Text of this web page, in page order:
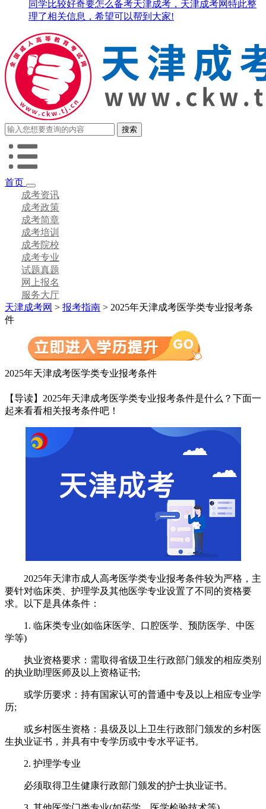
同学比较好奇要怎么备考天津成考，天津成考网特此整
理了相关信息，希望可以帮到大家!
首页
成考资讯
成考政策
成考简章
成考培训
成考院校
成考专业
试题真题
网上报名
服务大厅
天津成考网 > 报考指南 > 2025年天津成考医学类专业报考条
件
2025年天津成考医学类专业报考条件
【导读】2025年天津成考医学类专业报考条件是什么？下面一
起来看看相关报考条件吧！
2025年天津市成人高考医学类专业报考条件较为严格，主
要针对临床类、护理学及其他医学专业设置了不同的资格要
求。以下是具体条件：
1. 临床类专业(如临床医学、口腔医学、预防医学、中医
学等)
执业资格要求：需取得省级卫生行政部门颁发的相应类别
的执业助理医师及以上资格证书;
或学历要求：持有国家认可的普通中专及以上相应专业学
历;
或乡村医生资格：县级及以上卫生行政部门颁发的乡村医
生执业证书，并具有中专学历或中专水平证书。
2. 护理学专业
必须取得卫生健康行政部门颁发的护士执业证书。